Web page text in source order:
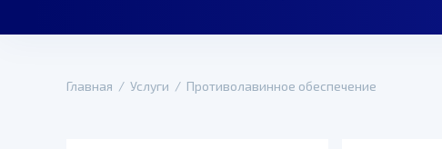
Главная / Услуги / Противолавинное обеспечение